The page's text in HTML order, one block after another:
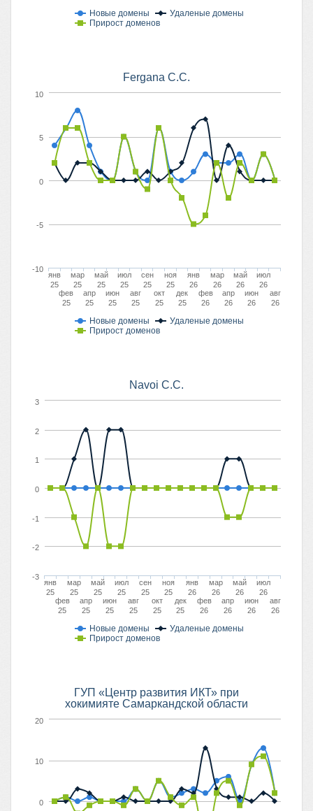
Новые домены
Удаленые домены
Прирост доменов
Fergana C.C.
Новые домены
Удаленые домены
Прирост доменов
янв
25
фев
25
мар
25
апр
25
май
25
июн
25
июл
25
авг
25
сен
25
окт
25
ноя
25
дек
25
янв
26
фев
26
мар
26
апр
26
май
26
июн
26
июл
26
авг
26
-5
0
5
10
-10
Navoi C.C.
Новые домены
Удаленые домены
Прирост доменов
янв
25
фев
25
мар
25
апр
25
май
25
июн
25
июл
25
авг
25
сен
25
окт
25
ноя
25
дек
25
янв
26
фев
26
мар
26
апр
26
май
26
июн
26
июл
26
авг
26
-3
-2
-1
0
1
2
3
ГУП «Центр развития ИКТ» при
хокимияте Самаркандской области
0
10
20